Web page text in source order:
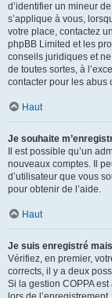
d’identifier un mineur
s’applique à vous,
votre place, contactez
phpBB Limited et les
conseils juridiques et
de toutes sortes, à
contacter pour les abus
Haut
Je souhaite
Il est possible qu’un
nouveaux comptes. Il
d’utilisateur que vous
pour obtenir de l’aide.
Haut
Je suis enregistré
Vérifiez, en premier,
corrects, il y a deux
Si la gestion COPPA